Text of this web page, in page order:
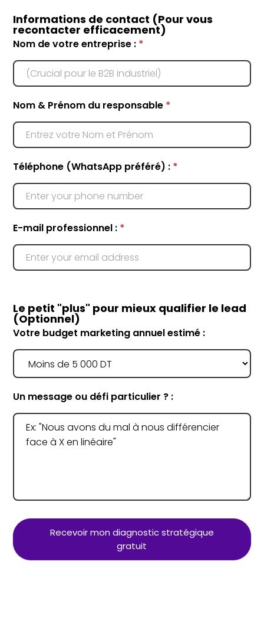
Informations de contact (Pour vous
recontacter efficacement)
Nom de votre entreprise : *
Nom & Prénom du responsable *
Téléphone (WhatsApp préféré) : *
E-mail professionnel : *
Le petit "plus" pour mieux qualifier le lead
(Optionnel)
Votre budget marketing annuel estimé :
Un message ou défi particulier ? :
Recevoir mon diagnostic stratégique
gratuit